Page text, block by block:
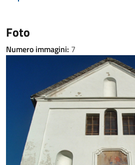
Foto
Numero immagini: 7